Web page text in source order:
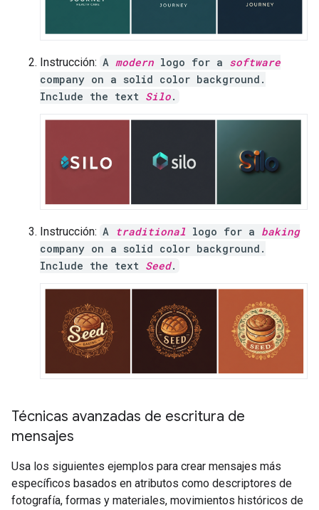
Instrucción: A modern logo for a software
company on a solid color background.
Include the text Silo.
Instrucción: A traditional logo for a baking
company on a solid color background.
Include the text Seed.
Técnicas avanzadas de escritura de
mensajes
Usa los siguientes ejemplos para crear mensajes más
específicos basados en atributos como descriptores de
fotografía, formas y materiales, movimientos históricos de